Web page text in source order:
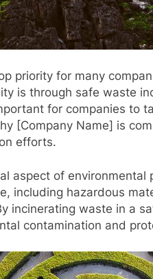
priority for many
is through safe waste
for companies to
[Company Name] is
efforts.
aspect of
including hazardous
incinerating waste in a
contamination and